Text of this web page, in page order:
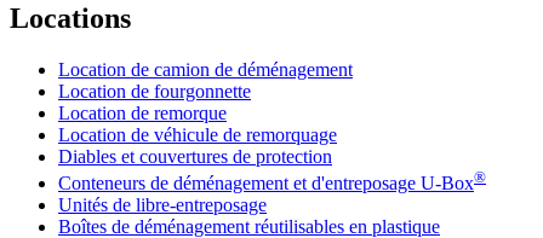
Locations
Location de camion de déménagement
Location de fourgonnette
Location de remorque
Location de véhicule de remorquage
Diables et couvertures de protection
Conteneurs de déménagement et d'entreposage U-Box®
Unités de libre-entreposage
Boîtes de déménagement réutilisables en plastique